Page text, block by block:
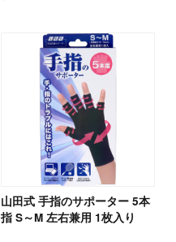
山田式 手指のサポーター 5本
指 S～M 左右兼用 1枚入り